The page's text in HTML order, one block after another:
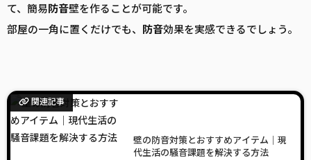
て、簡易防音壁を作ることが可能です。
部屋の一角に置くだけでも、 防音効果を実感できるでしょう。
関連記事
壁の防音対策とおすすめアイテム｜現
代生活の騒音課題を解決する方法